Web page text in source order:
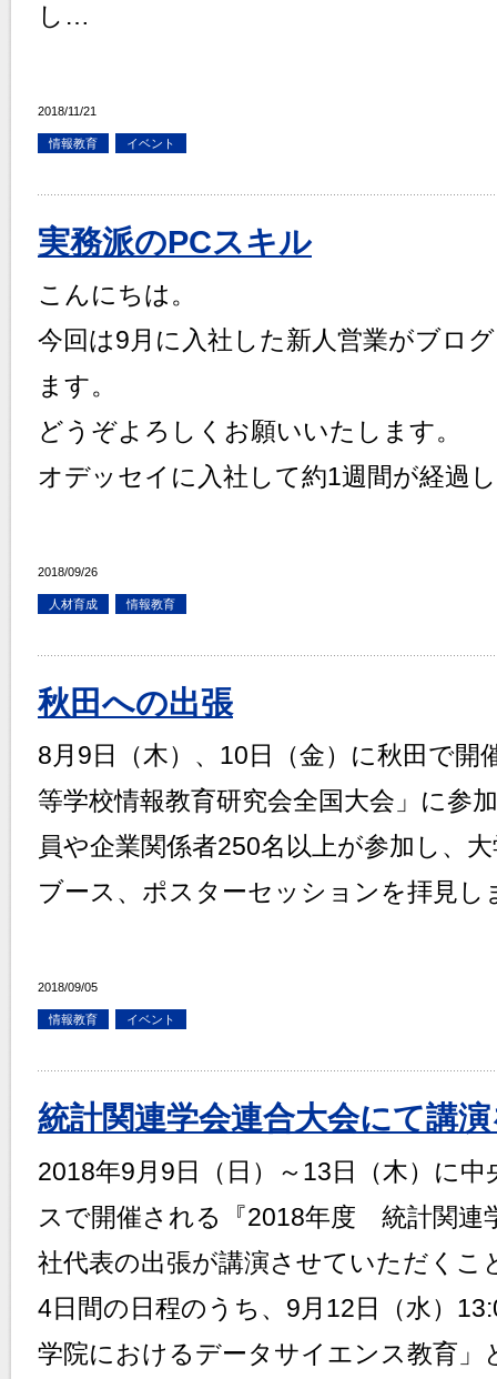
し…
2018/11/21
情報教育 イベント
実務派のPCスキル
こんにちは。
今回は9月に入社した新人営業がブロ
ます。
どうぞよろしくお願いいたします。
オデッセイに入社して約1週間が経過
2018/09/26
人材育成 情報教育
秋田への出張
8月9日（木）、10日（金）に秋田で開
等学校情報教育研究会全国大会」に参
員や企業関係者250名以上が参加し、
ブース、ポスターセッションを拝見
2018/09/05
情報教育 イベント
統計関連学会連合大会にて講
2018年9月9日（日）～13日（木）に
スで開催される『2018年度 統計関連
社代表の出張が講演させていただくこ
4日間の日程のうち、9月12日（水）
学院におけるデータサイエンス教育